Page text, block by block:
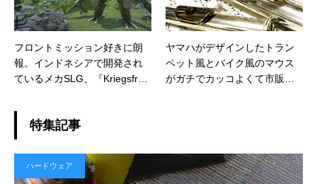
フロントミッション好きに朗
報。インドネシアで開発され
ているメカSLG、『Kriegsfron
トミッションしてる
ヤマハがデザインしたトラン
ペット風とバイク風のマウス
がガチでカッコよくて市販し
特集記事
ハードウェア